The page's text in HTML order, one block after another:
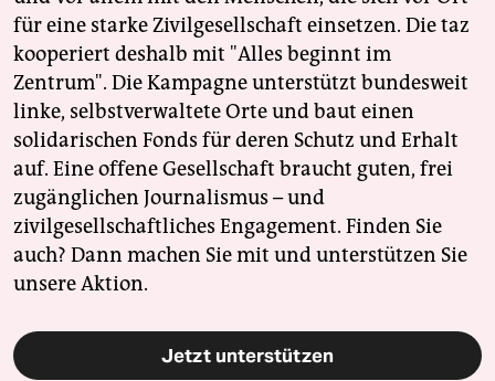
für eine starke Zivilgesellschaft einsetzen. Die taz
kooperiert deshalb mit "Alles beginnt im
Zentrum". Die Kampagne unterstützt bundesweit
linke, selbstverwaltete Orte und baut einen
solidarischen Fonds für deren Schutz und Erhalt
auf. Eine offene Gesellschaft braucht guten, frei
zugänglichen Journalismus – und
zivilgesellschaftliches Engagement. Finden Sie
auch? Dann machen Sie mit und unterstützen Sie
unsere Aktion.
Jetzt unterstützen